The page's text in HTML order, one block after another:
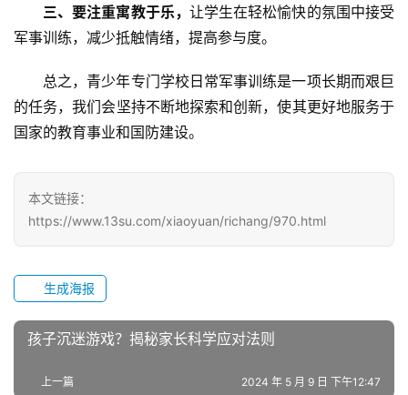
中
教
研
心
成
长
全
三、要注重寓教于乐， 让学生在轻松愉快的氛围中接受
军事训练，减少抵触情绪，提高参与度。
总之，青少年专门学校日常军事训练是一项长期而艰巨
的任务，我们会坚持不断地探索和创新，使其更好地服务于
国家的教育事业和国防建设。
本文链接：
https://www.13su.com/xiaoyuan/richang/970.html
生成海报
孩子沉迷游戏？揭秘家长科学应对法则
上一篇 2024 年 5 月 9 日 下午12:47